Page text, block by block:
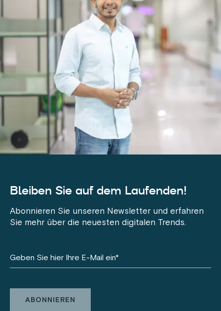
Bleiben Sie auf dem Laufenden!
Abonnieren Sie unseren Newsletter und erfahren
Sie mehr über die neuesten digitalen Trends.